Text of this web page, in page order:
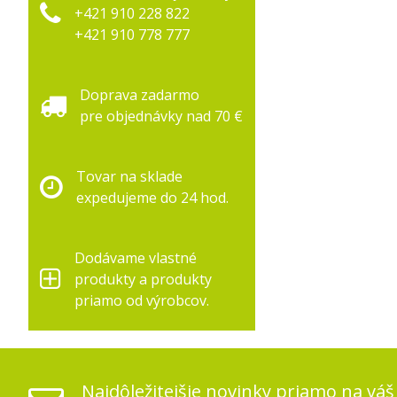
+421 910 228 822
+421 910 778 777
Doprava zadarmo
pre objednávky nad 70 €
Tovar na sklade
expedujeme do 24 hod.
Dodávame vlastné
produkty a produkty
priamo od výrobcov.
Najdôležitejšie novinky priamo na